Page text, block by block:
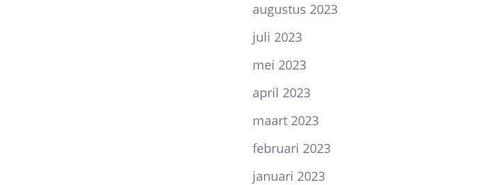
augustus 2023
juli 2023
mei 2023
april 2023
maart 2023
februari 2023
januari 2023